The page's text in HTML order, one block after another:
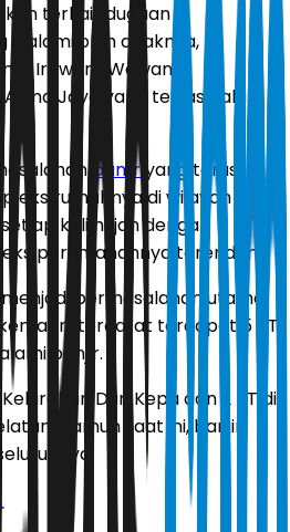
terkait dugaan
dialami oleh anaknya,
Irawan (Wawan),
Atma Jaya yang tewas dalam
banjir yang terus
rumahnya di wilayah
kali hujan dengan
perumahannya terendam.
permasalahan utama
tercatat terdapat 5 RT
banjir.
Duri Kepa dan 2 RT di
Namun saat ini, banjir